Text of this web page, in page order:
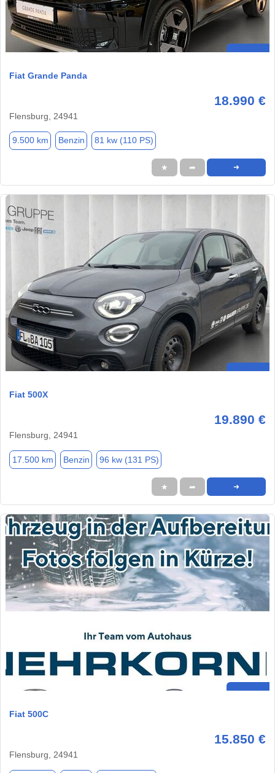
Fiat Grande Panda
18.990 €
Flensburg, 24941
9.500 km Benzin 81 kw (110 PS)
★ ➦ ➜
Fiat 500X
19.890 €
Flensburg, 24941
17.500 km Benzin 96 kw (131 PS)
★ ➦ ➜
Fiat 500C
15.850 €
Flensburg, 24941